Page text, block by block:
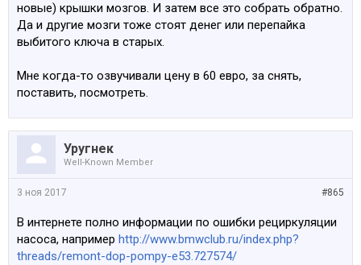
новые) крышки мозгов. И затем все это собрать обратно.
Да и другие мозги тоже стоят денег или перепайка
выбитого ключа в старых.
Мне когда-то озвучивали цену в 60 евро, за снять,
поставить, посмотреть.
Уругнек
Well-Known Member
#865
3 ноя 2017
В интернете полно информации по ошибки рециркуляции
насоса, например http://www.bmwclub.ru/index.php?
threads/remont-dop-pompy-e53.727574/